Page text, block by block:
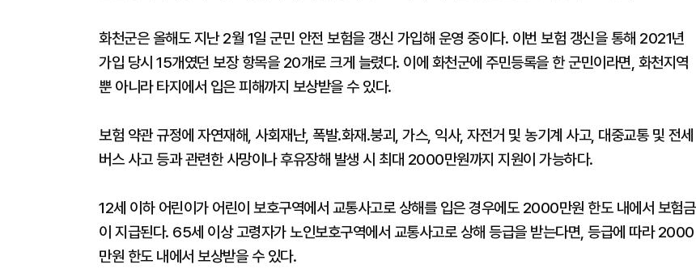
화천군은 올해도 지난 2월 1일 군민 안전 보험을 갱신 가입해 운영 중이다. 이번 보험 갱신을 통해 2021년
가입 당시 15개였던 보장 항목을 20개로 크게 늘렸다. 이에 화천군에 주민등록을 한 군민이라면, 화천지역
뿐 아니라 타지에서 입은 피해까지 보상받을 수 있다.
보험 약관 규정에 자연재해, 사회재난, 폭발․화재․붕괴, 가스, 익사, 자전거 및 농기계 사고, 대중교통 및 전세
버스 사고 등과 관련한 사망이나 후유장해 발생 시 최대 2000만원까지 지원이 가능하다.
12세 이하 어린이가 어린이 보호구역에서 교통사고로 상해를 입은 경우에도 2000만원 한도 내에서 보험금
이 지급된다. 65세 이상 고령자가 노인보호구역에서 교통사고로 상해 등급을 받는다면, 등급에 따라 2000
만원 한도 내에서 보상받을 수 있다.